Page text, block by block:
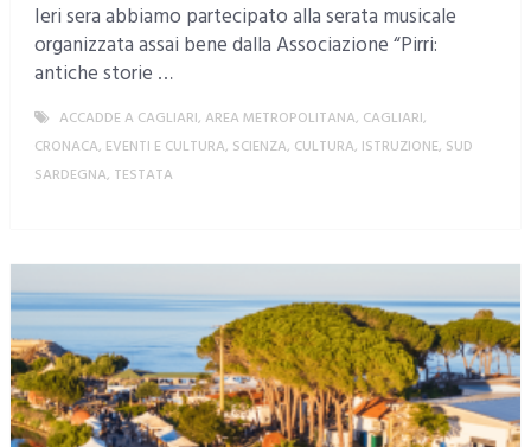
Ieri sera abbiamo partecipato alla serata musicale
organizzata assai bene dalla Associazione “Pirri:
antiche storie …
ACCADDE A CAGLIARI, AREA METROPOLITANA, CAGLIARI,
CRONACA, EVENTI E CULTURA, SCIENZA, CULTURA, ISTRUZIONE, SUD
SARDEGNA, TESTATA